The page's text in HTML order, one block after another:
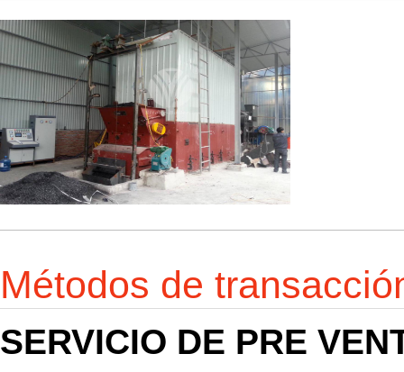
Métodos de
SERVICIO DE PRE